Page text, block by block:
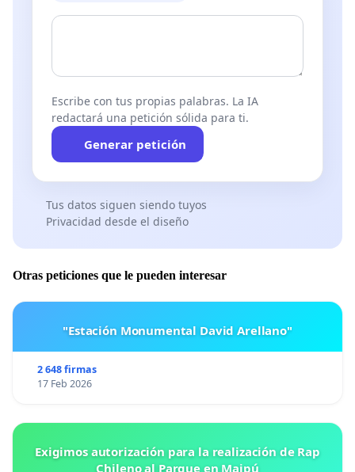
Escribe con tus propias palabras. La IA
redactará una petición sólida para ti.
Generar petición
Tus datos siguen siendo tuyos
Privacidad desde el diseño
Otras peticiones que le pueden interesar
"Estación Monumental David Arellano"
2 648 firmas
17 Feb 2026
Exigimos autorización para la realización de Rap
Chileno al Parque en Maipú